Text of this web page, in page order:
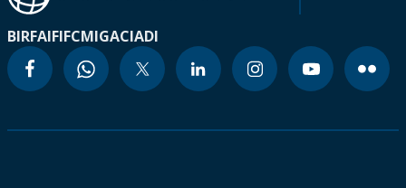
BIRFAIFIFCMIGACIADI